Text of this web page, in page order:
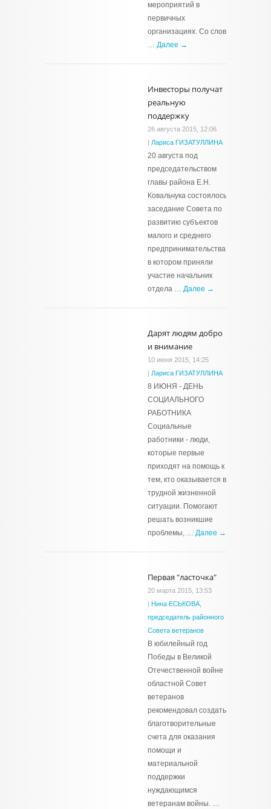
мероприятий в
первичных
организациях. Со слов
… Далее →
Инвесторы получат
реальную
поддержку
26 августа 2015, 12:06
| Лариса ГИЗАТУЛЛИНА
20 августа под
председательством
главы района Е.Н.
Ковальчука состоялось
заседание Совета по
развитию субъектов
малого и среднего
предпринимательства,
в котором приняли
участие начальник
отдела … Далее →
Дарят людям добро
и внимание
10 июня 2015, 14:25
| Лариса ГИЗАТУЛЛИНА
8 ИЮНЯ - ДЕНЬ
СОЦИАЛЬНОГО
РАБОТНИКА
Социальные
работники - люди,
которые первые
приходят на помощь к
тем, кто оказывается в
трудной жизненной
ситуации. Помогают
решать возникшие
проблемы, … Далее →
Первая "ласточка"
20 марта 2015, 13:53
| Нина ЕСЬКОВА,
председатель районного
Совета ветеранов
В юбилейный год
Победы в Великой
Отечественной войне
областной Совет
ветеранов
рекомендовал создать
благотворительные
счета для оказания
помощи и
материальной
поддержки
нуждающимся
ветеранам войны. …